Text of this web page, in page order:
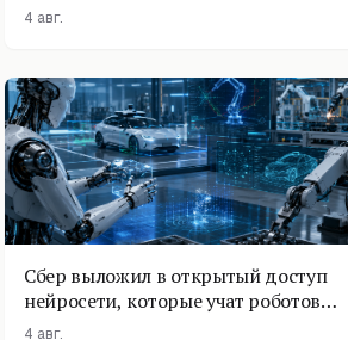
4 авг.
Сбер выложил в открытый доступ
нейросети, которые учат роботов
физике
4 авг.